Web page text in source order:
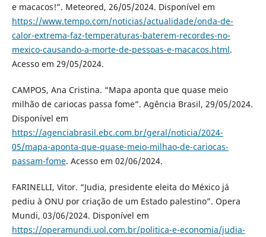
e macacos!”. Meteored, 26/05/2024. Disponível em
https://www.tempo.com/noticias/actualidade/onda-de-
calor-extrema-faz-temperaturas-baterem-recordes-no-
mexico-causando-a-morte-de-pessoas-e-macacos.html.
Acesso em 29/05/2024.
CAMPOS, Ana Cristina. “Mapa aponta que quase meio
milhão de cariocas passa fome”. Agência Brasil, 29/05/2024.
Disponível em
https://agenciabrasil.ebc.com.br/geral/noticia/2024-
05/mapa-aponta-que-quase-meio-milhao-de-cariocas-
passam-fome. Acesso em 02/06/2024.
FARINELLI, Vitor. “Judia, presidente eleita do México já
pediu à ONU por criação de um Estado palestino”. Opera
Mundi, 03/06/2024. Disponível em
https://operamundi.uol.com.br/politica-e-economia/judia-